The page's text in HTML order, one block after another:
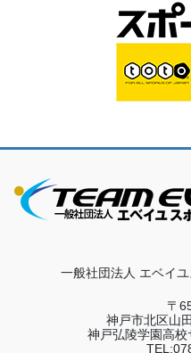
一般社団法人 エベイユ
〒
神戸市北区山
神戸弘陵学園高